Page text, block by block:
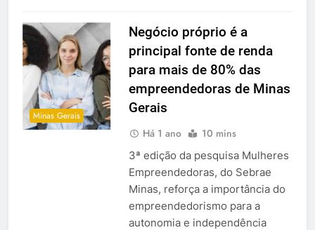
Minas Gerais
Negócio próprio é a
principal fonte de renda
para mais de 80% das
empreendedoras de Minas
Gerais
Há 1 ano 10 mins
3ª edição da pesquisa Mulheres
Empreendedoras, do Sebrae
Minas, reforça a importância do
empreendedorismo para a
autonomia e independência